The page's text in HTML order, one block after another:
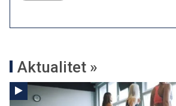
Aktualitet »